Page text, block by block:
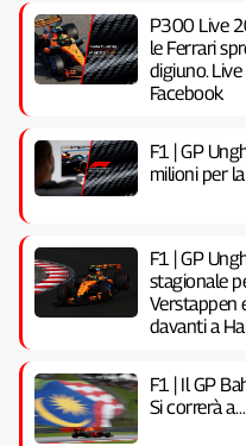
P300 Live
le Ferrari
digiuno.
Facebook
F1 | GP
milioni per
F1 | GP
stagionale
Verstappen
davanti a
F1 | Il GP
Si correrà